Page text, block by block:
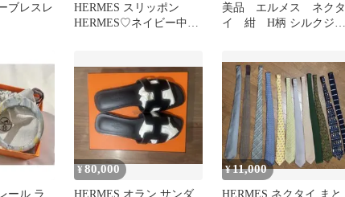
ブレスレ
HERMES スリッポン
HERMES♡ネイビー中古
美品 エルメス ネクタ
イ 紺 H柄 シルクジャ
ール ラ
¥80,000
HERMES オラン サンダ
¥11,000
HERMES ネクタイ まと